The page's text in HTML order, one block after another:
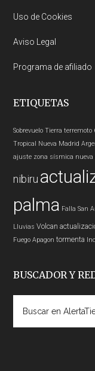
Uso de Cookies
Aviso Legal
Programa de afiliado
ETIQUETAS
Sobrevuelo Tierra terremoto
Tropical Nueva Madrid
ajuste zona sísmica nueva
nibiru
palma Falla San
Lluvias Volcan
Fuego Apagon tormenta
BUSCADOR Y
AlertaTierra.com